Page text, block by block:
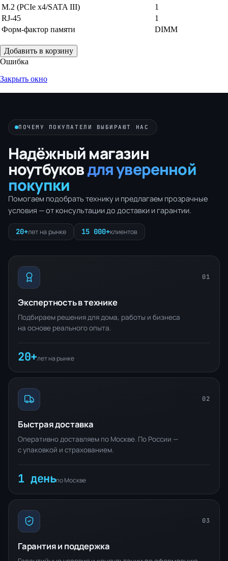
M.2 (PCIe x4/SATA III)
1
RJ-45
1
Форм-фактор памяти
DIMM
Добавить в корзину
Ошибка
Закрыть окно
ПОЧЕМУ ПОКУПАТЕЛИ ВЫБИРАЮТ НАС
Надёжный магазин
ноутбуковдля уверенной
покупки
Помогаем подобрать технику и предлагаем прозрачные
условия — от консультации до доставки и гарантии.
20+лет на рынке 15 000+клиентов
01
Экспертность в технике
Подбираем решения для дома, работы и бизнеса
на основе реального опыта.
20+лет на рынке
02
Быстрая доставка
Оперативно доставляем по Москве. По России —
с упаковкой и страхованием.
1 деньпо Москве
03
Гарантия и поддержка